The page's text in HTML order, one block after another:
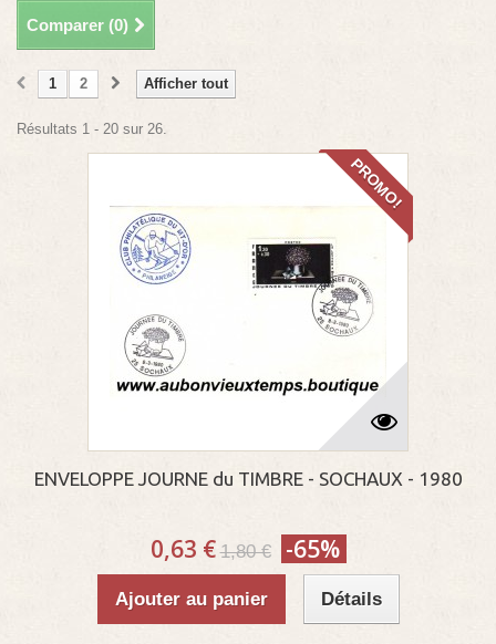
Comparer (0)
Afficher tout
1 2
Résultats 1 - 20 sur 26.
PROMO!
ENVELOPPE JOURNE du TIMBRE - SOCHAUX - 1980
0,63 € 1,80 € -65%
Ajouter au panier Détails